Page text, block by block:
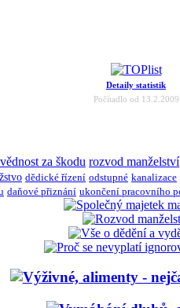
Detaily statistik
Počítadlo od 13.2.2009
za škodu rozvod manželství
dědické řízení odstupné kanalizace
daňové přiznání ukončení pracovního